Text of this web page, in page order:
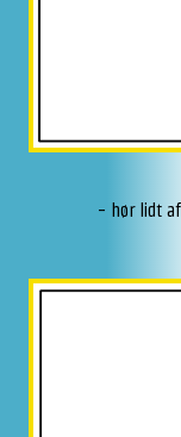
- hør lidt